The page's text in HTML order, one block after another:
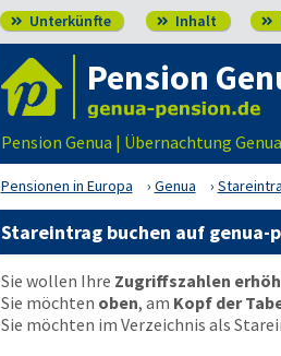
 Unterkünfte  Inhalt 
Pension
Pension Genua | Übernachtung
Pensionen in Europa Genua
Stareintrag buchen auf genua-
Sie wollen Ihre Zugriffszahlen
Sie möchten oben, am Kopf der
Sie möchten im Verzeichnis als